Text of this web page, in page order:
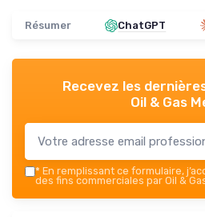
Résumer ChatGPT
Recevez les
Oil & Gas
* En remplissant ce formulaire,
des fins commerciales par Oil &